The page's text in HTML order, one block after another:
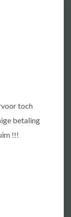
toch
betaling
!!!